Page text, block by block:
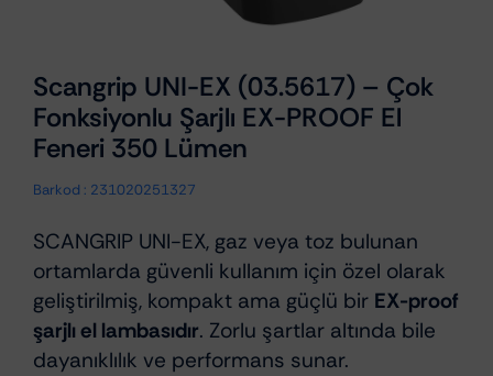
Scangrip UNI-EX (03.5617) – Çok
Fonksiyonlu Şarjlı EX-PROOF El
Feneri 350 Lümen
Barkod : 231020251327
SCANGRIP UNI-EX, gaz veya toz bulunan
ortamlarda güvenli kullanım için özel olarak
geliştirilmiş, kompakt ama güçlü bir EX-proof
şarjlı el lambasıdır. Zorlu şartlar altında bile
dayanıklılık ve performans sunar.